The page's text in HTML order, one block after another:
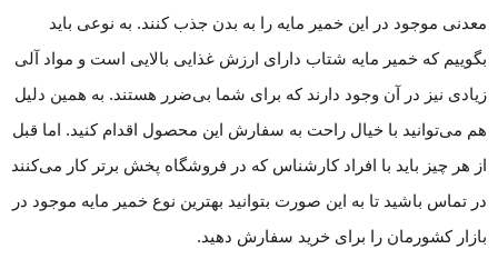
معدنی موجود در این خمیر مایه را به بدن جذب کنند. به نوعی باید
بگوییم که خمیر مایه شتاب دارای ارزش غذایی بالایی است و مواد آلی
زیادی نیز در آن وجود دارند که برای شما بی‌ضرر هستند. به همین دلیل
هم می‌توانید با خیال راحت به سفارش این محصول اقدام کنید. اما قبل
از هر چیز باید با افراد کارشناس که در فروشگاه پخش برتر کار می‌کنند
در تماس باشید تا به این صورت بتوانید بهترین نوع خمیر مایه موجود در
بازار کشورمان را برای خرید سفارش دهید.